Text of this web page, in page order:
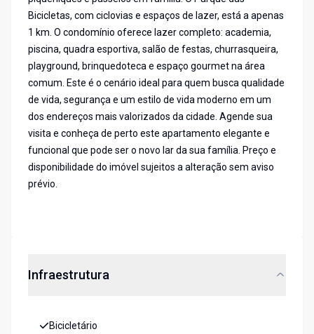
Bicicletas, com ciclovias e espaços de lazer, está a apenas
1 km. O condomínio oferece lazer completo: academia,
piscina, quadra esportiva, salão de festas, churrasqueira,
playground, brinquedoteca e espaço gourmet na área
comum. Este é o cenário ideal para quem busca qualidade
de vida, segurança e um estilo de vida moderno em um
dos endereços mais valorizados da cidade. Agende sua
visita e conheça de perto este apartamento elegante e
funcional que pode ser o novo lar da sua família. Preço e
disponibilidade do imóvel sujeitos a alteração sem aviso
prévio.
Infraestrutura
Bicicletário